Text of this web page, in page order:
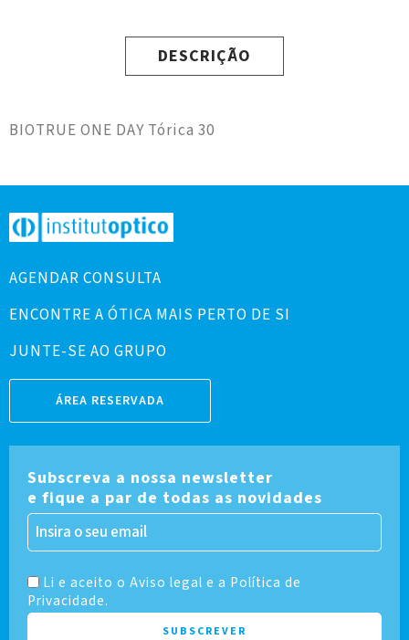
DESCRIÇÃO
BIOTRUE ONE DAY Tórica 30
AGENDAR CONSULTA
ENCONTRE A ÓTICA MAIS PERTO DE SI
JUNTE-SE AO GRUPO
ÁREA RESERVADA
Subscreva a nossa newsletter
e fique a par de todas as novidades
Li e aceito o Aviso legal e a Política de
Privacidade.